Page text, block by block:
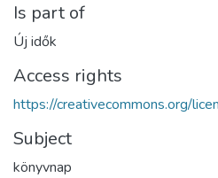
Is part of
Új idők
Access rights
https://creativecommons.org/
Subject
könyvnap